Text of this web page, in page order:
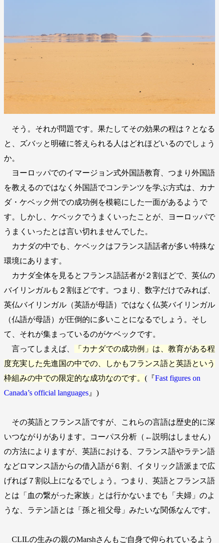
そう。それが問題です。果たしてその効果の程は？となる
と、ズバッと明確に答えられる人はどれほどいるのでしょう
か。
ヨーロッパでのイマージョン式外国語教育、つまり外国語
を教えるのではなく外国語でコンテンツを学ぶ方式は、カナ
ダ・ケベック州での成功例を模範にした一面があるようで
す。しかし、ケベックでうまくいったことが、ヨーロッパで
うまくいったとは言い切れませんでした。
カナダの中でも、ケベックはフランス語話者が多い特殊な
環境にあります。
カナダ全体を見るとフランス語話者が２割ほどで、英仏の
バイリンガルも２割ほどです。つまり、数字だけでみれば、
英仏バイリンガル（英語が母語）ではなく仏英バイリンガル
（仏語が母語）が圧倒的に多いことになるでしょう。そし
て、それが集まっているのがケベックです。
言ってしまえば、
「カナダでの成功例」は、教育がある程
度充実した先進国の中での、しかもフランス語と英語という
枠組みの中での限定的な成功なのです。 (『Fast figures on
Canada’s official languages 』)
その英語とフランス語ですが、これらの言語は歴史的に深
いつながりがあります。コーパス分析（←説明はしません）
の方法によりますが、英語における、フランス語やラテン語
などロマンス語からの借入語が６割、イタリック語派まで広
げれば７割以上になるでしょう。つまり、英語とフランス語
とは「血の繋がった家族」とは行かないまでも「夫婦」のよ
うな、ラテン語とは「孫と祖父母」みたいな関係なんです。
CLILの生みの親のMarshさんもご自身で仰られているよう